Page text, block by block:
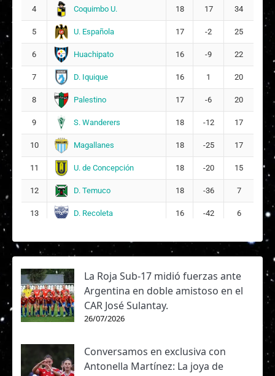
4 Coquimbo U. 18 17 34
5 U. Española 17 -2 25
6 Huachipato 16 -9 22
7 D. Iquique 16 1 20
8 Palestino 17 -6 20
9 S. Wanderers 18 -12 17
10 Magallanes 18 -25 17
11 U. de Concepción 18 -20 15
12 D. Temuco 18 -36 7
13 D. Recoleta 16 -42 6
La Roja Sub-17 midió fuerzas ante
Argentina en doble amistoso en el
CAR José Sulantay.
26/07/2026
Conversamos en exclusiva con
Antonella Martínez: La joya de